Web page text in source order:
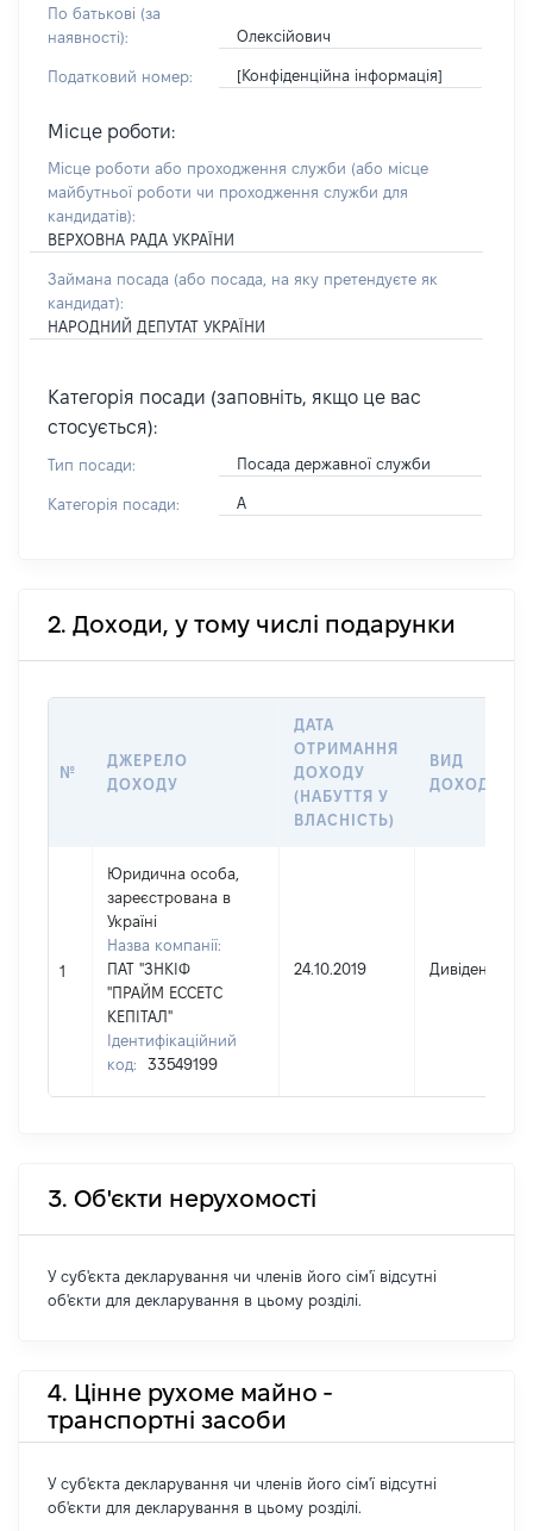
По батькові (за
наявності):
Олексійович
Податковий номер: [Конфіденційна інформація]
Місце роботи:
Місце роботи або проходження служби (або місце
майбутньої роботи чи проходження служби для
кандидатів):
ВЕРХОВНА РАДА УКРАЇНИ
Займана посада (або посада, на яку претендуєте як
кандидат):
НАРОДНИЙ ДЕПУТАТ УКРАЇНИ
Категорія посади (заповніть, якщо це вас
стосується):
Тип посади: Посада державної служби
Категорія посади: А
2. Доходи, у тому числі подарунки
№
ДЖЕРЕЛО
ДОХОДУ
ДАТА
ОТРИМАННЯ
ДОХОДУ
(НАБУТТЯ У
ВЛАСНІСТЬ)
ВИД
ДОХОДУ
1
Юридична особа,
зареєстрована в
Україні
Назва компанії:
ПАТ "ЗНКІФ
"ПРАЙМ ЕССЕТС
КЕПІТАЛ"
Ідентифікаційний
код:
33549199
24.10.2019 Дивіденди
3. Об'єкти нерухомості
У суб'єкта декларування чи членів його сім'ї відсутні
об'єкти для декларування в цьому розділі.
4. Цінне рухоме майно -
транспортні засоби
У суб'єкта декларування чи членів його сім'ї відсутні
об'єкти для декларування в цьому розділі.